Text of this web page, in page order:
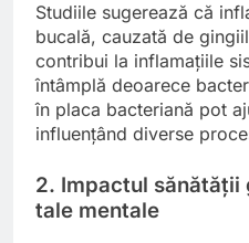
Studiile sugerează că
bucală, cauzată de
contribui la inflamațiile
întâmplă deoarece
în placa bacteriană pot
influențând diverse
2. Impactul sănătății
tale mentale